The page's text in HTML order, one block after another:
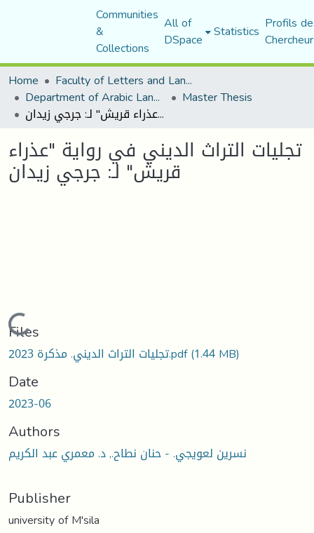
Communities
&
Collections
All of
DSpace Statistics Profils
Home
Faculty of Letters and Languages
Department of Arabic Language and Literature Master Thesis
تجليات التراث الديني في رواية "عذراء قريش" لـ: جرجي زيدان
تجليات التراث الديني في رواية "عذراء
قريش" لـ: جرجي زيدان
Loading...
Files
تجليات التراث الديني. مذكرة 2023.pdf(1.44 MB)
Date
2023-06
Authors
نسرين لعويجي. - حنان نطاح., د. معمري عبد الكريم
Publisher
university of M'sila